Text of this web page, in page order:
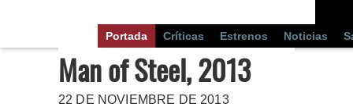
Portada Críticas Estrenos Noticias
Man of Steel, 2013
22 DE NOVIEMBRE DE 2013